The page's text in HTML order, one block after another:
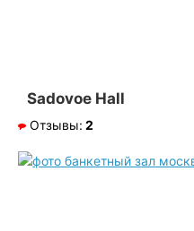
Sadovoe Hall
Отзывы: 2